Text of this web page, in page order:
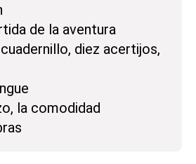
de la aventura
diez acertijos,
la comodidad